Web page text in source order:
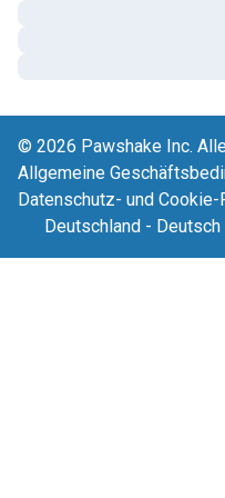
© 2026 Pawshake Inc.
Allgemeine
Datenschutz- und Cookie-
Deutschland - Deutsch